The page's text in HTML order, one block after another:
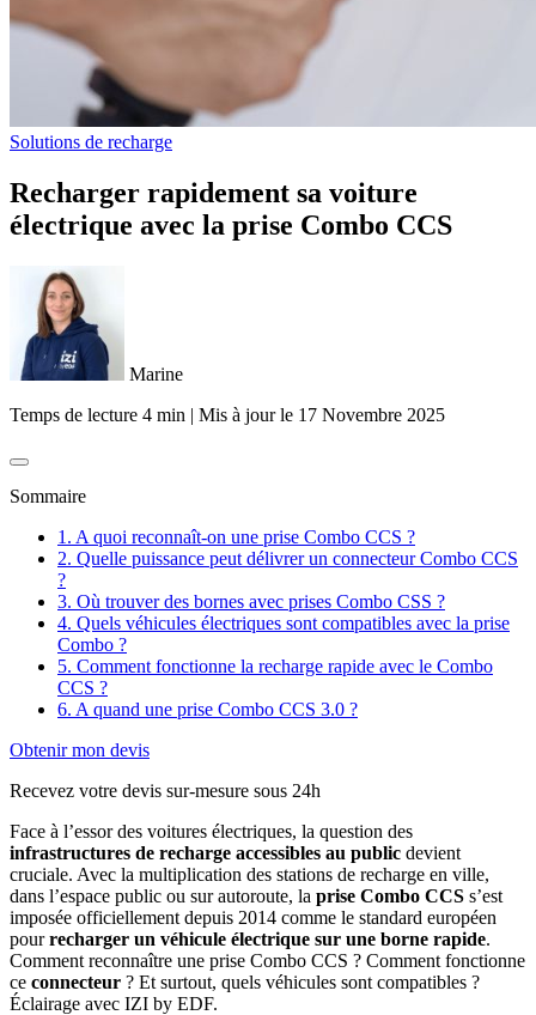
Solutions de recharge
Recharger rapidement sa voiture
électrique avec la prise Combo CCS
Marine
Temps de lecture 4 min | Mis à jour le 17 Novembre 2025
Sommaire
1. A quoi reconnaît-on une prise Combo CCS ?
2. Quelle puissance peut délivrer un connecteur Combo CCS
?
3. Où trouver des bornes avec prises Combo CSS ?
4. Quels véhicules électriques sont compatibles avec la prise
Combo ?
5. Comment fonctionne la recharge rapide avec le Combo
CCS ?
6. A quand une prise Combo CCS 3.0 ?
Obtenir mon devis
Recevez votre devis sur-mesure sous 24h
Face à l’essor des voitures électriques, la question des
infrastructures de recharge accessibles au public devient
cruciale. Avec la multiplication des stations de recharge en ville,
dans l’espace public ou sur autoroute, la prise Combo CCS s’est
imposée officiellement depuis 2014 comme le standard européen
pourrecharger un véhicule électrique sur une borne rapide.
Comment reconnaître une prise Combo CCS ? Comment fonctionne
ce connecteur ? Et surtout, quels véhicules sont compatibles ?
Éclairage avec IZI by EDF.